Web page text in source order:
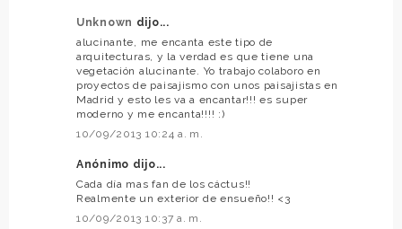
Unknown dijo...
alucinante, me encanta este tipo de
arquitecturas, y la verdad es que tiene una
vegetación alucinante. Yo trabajo colaboro en
proyectos de paisajismo con unos paisajistas en
Madrid y esto les va a encantar!!! es super
moderno y me encanta!!!! :)
10/09/2013 10:24 a. m.
Anónimo dijo...
Cada día mas fan de los cáctus!!
Realmente un exterior de ensueño!! <3
10/09/2013 10:37 a. m.